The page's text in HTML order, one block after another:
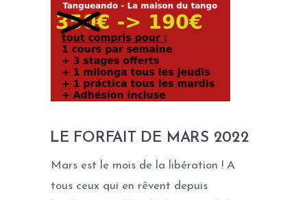
LE FORFAIT DE MARS 2022
Mars est le mois de la libération ! A
tous ceux qui en rêvent depuis